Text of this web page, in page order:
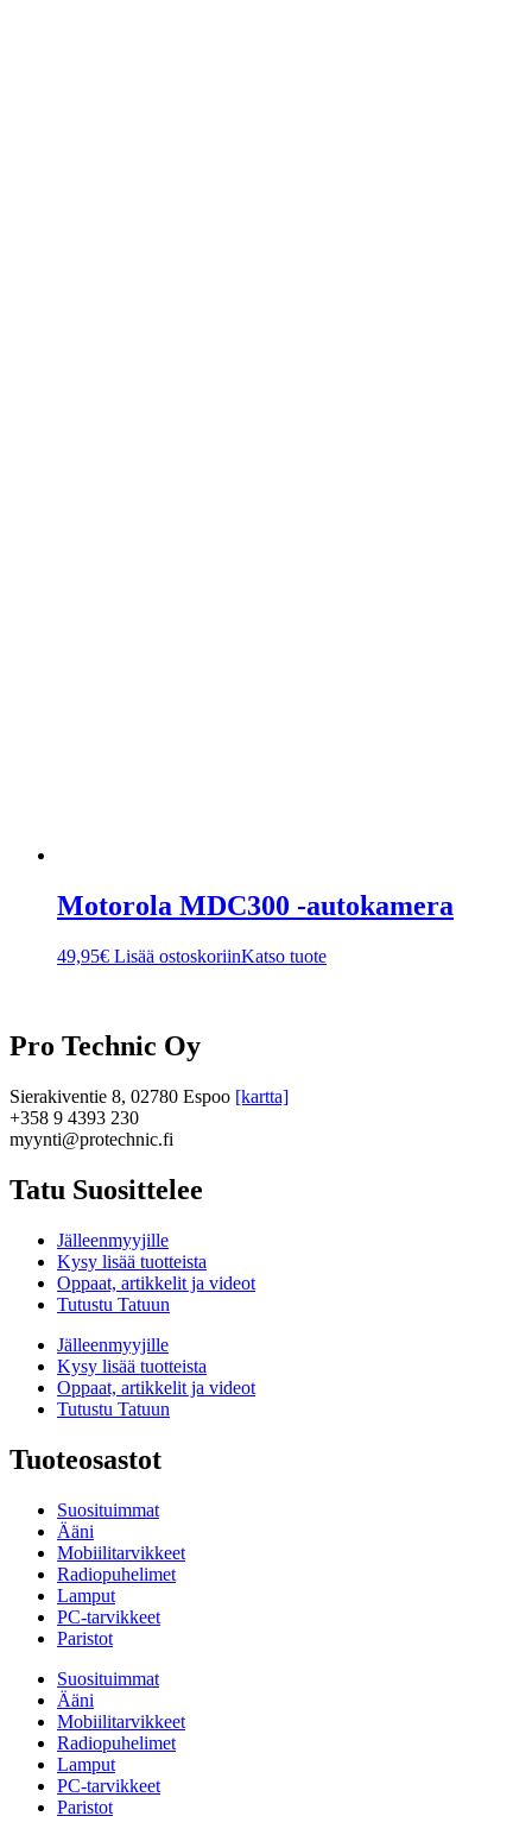
Motorola MDC300 -autokamera
49,95€ Lisää ostoskoriinKatso tuote
Pro Technic Oy
Sierakiventie 8, 02780 Espoo [kartta]
+358 9 4393 230
myynti@protechnic.fi
Tatu Suosittelee
Jälleenmyyjille
Kysy lisää tuotteista
Oppaat, artikkelit ja videot
Tutustu Tatuun
Jälleenmyyjille
Kysy lisää tuotteista
Oppaat, artikkelit ja videot
Tutustu Tatuun
Tuoteosastot
Suosituimmat
Ääni
Mobiilitarvikkeet
Radiopuhelimet
Lamput
PC-tarvikkeet
Paristot
Suosituimmat
Ääni
Mobiilitarvikkeet
Radiopuhelimet
Lamput
PC-tarvikkeet
Paristot